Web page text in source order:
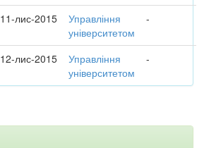
11-лис-2015
Управління
університетом
-
12-лис-2015
Управління
університетом
-